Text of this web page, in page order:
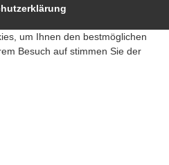
um Ihnen den bestmöglichen
Besuch auf stimmen Sie der